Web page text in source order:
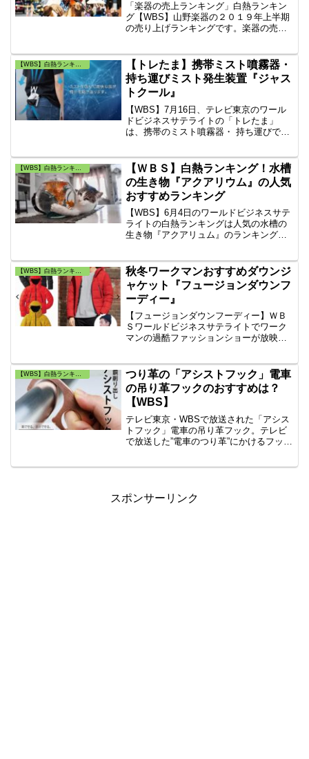
「楽器の売上ランキング」白熱ランキン
グ【WBS】山野楽器の２０１９年上半期
の売り上げランキングです。楽器の売上
も登場！アコースティックギター、電子
ピアノ、ウクレレも「ジェイク・シマブ
クロ」も！
【WBS】白熱ランキング・トレンドたまご
【トレたま】携帯ミスト噴霧器・
持ち運びミスト発生装置『ジャス
トクール』
【WBS】7月16日、テレビ東京のワール
ドビジネスサテライトの「トレたま」
は、携帯のミスト噴霧器・ 持ち運びでき
空調服のファンの技術をいかした、携帯
ミスト噴霧器はおすすめです。
【ＷＢＳ】白熱ランキング！水槽
の生き物『アクアリウム』の人気
おすすめランキング
【WBS】6月4日のワールドビジネスサテ
ライトの白熱ランキングは人気の水槽の
生き物『アクアリュム』のランキング！
秋冬ワークマンおすすめダウンジ
ャケット『フュージョンダウンフ
ーディー』
【フュージョンダウンフーディー】ＷＢ
Ｓワールドビジネスサテライトでワーク
マンの過酷ファッションショーが放映さ
フーディー』です！針の穴も指でこすっ
て復元？！
【WBS】白熱ランキング・トレンドたまご
つり革の「アシストフック」電車
の吊り革フックのおすすめは？
【WBS】
テレビ東京・WBSで放送された「アシス
トフック」電車の吊り革フック。テレビ
で放送した”電車のつり革”にかけるフック
ので安心です！
スポンサーリンク